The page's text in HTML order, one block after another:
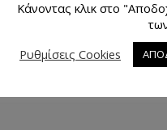
Προϊόντος
Κάνοντας κλικ στο
Ρυθμίσεις Cookies